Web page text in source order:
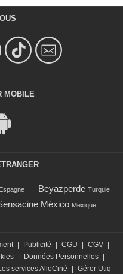
MOBILE
Espagne Beyazperde Turquie
México Mexique
Publicité CGU CGV
Données Personnelles
services AlloCiné Gérer Utiq